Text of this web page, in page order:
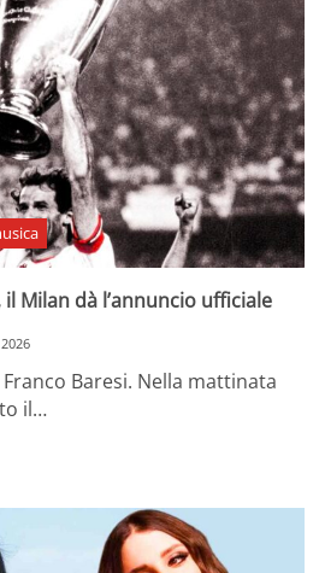
Milan dà l’annuncio ufficiale
Baresi. Nella mattinata
il…